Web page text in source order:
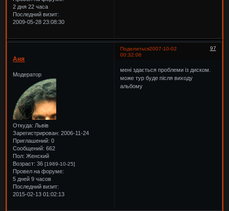
2 дня 22 часа
Последний визит:
2009-05-28 23:08:30
Поделиться 97
2007-10-02
00:32:06
Аня
Модератор
Откуда: Львів
Зарегистрирован: 2006-11-24
Приглашений: 0
Сообщений: 662
Пол: Женский
Возраст: 36[1989-10-25]
Провел на форуме:
5 дней 9 часов
Последний визит:
2015-02-13 01:02:13
мені здається проблеми із диском.
може тур буде після виходу
альбому